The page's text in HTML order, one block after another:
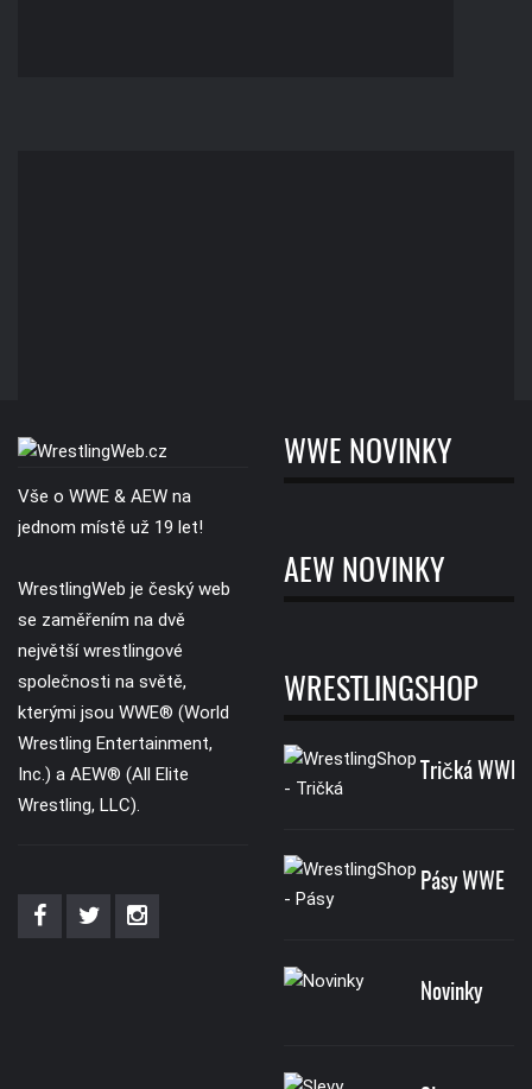
Vše o WWE & AEW na
jednom místě už 19 let!
WrestlingWeb je český web
se zaměřením na dvě
největší wrestlingové
společnosti na světě,
kterými jsou WWE® (World
Wrestling Entertainment,
Inc.) a AEW® (All Elite
Wrestling, LLC).
WWE NOVINKY
AEW NOVINKY
WRESTLINGSHOP
Tričká WWE
Pásy WWE
Novinky